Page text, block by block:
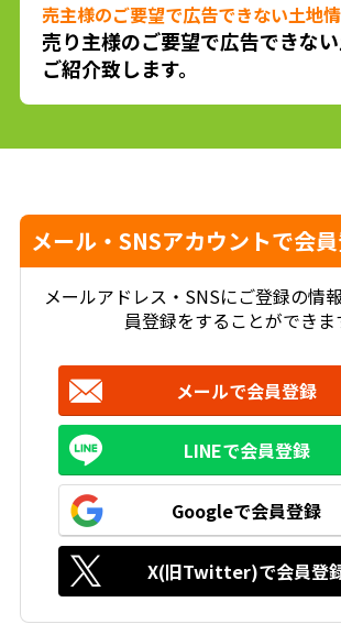
売主様のご要望で広告できない土地
売り主様のご要望で広告できな
ご紹介致します。
メール・SNSアカウントで会
メールアドレス・SNSにご登録の情
員登録をすることができま
メールで会員登録
LINEで会員登録
Googleで会員登録
X(旧Twitter)で会員登